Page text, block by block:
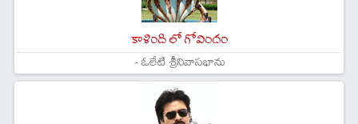
కాళింది లో గోవిందం
- ఓలేటి శ్రీనివాసభాను